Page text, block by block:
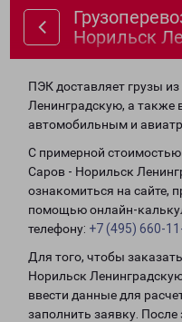
Норильск
ПЭК доставляет грузы
Ленинградскую, а также
автомобильным и
С примерной
Саров - Норильск
ознакомиться на сайте,
помощью онлайн-
телефону: +7 (495) 660-
Для того, чтобы
Норильск
ввести данные для
заполнить заявку.